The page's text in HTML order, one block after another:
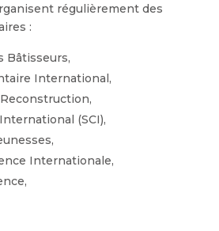
régulièrement des
:
Bâtisseurs,
International,
(SCI),
Internationale,